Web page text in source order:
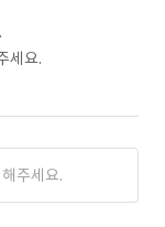
세요.
해주세요.